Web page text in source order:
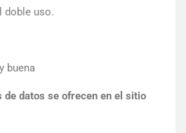
doble uso.
buena
de datos se ofrecen en el sitio